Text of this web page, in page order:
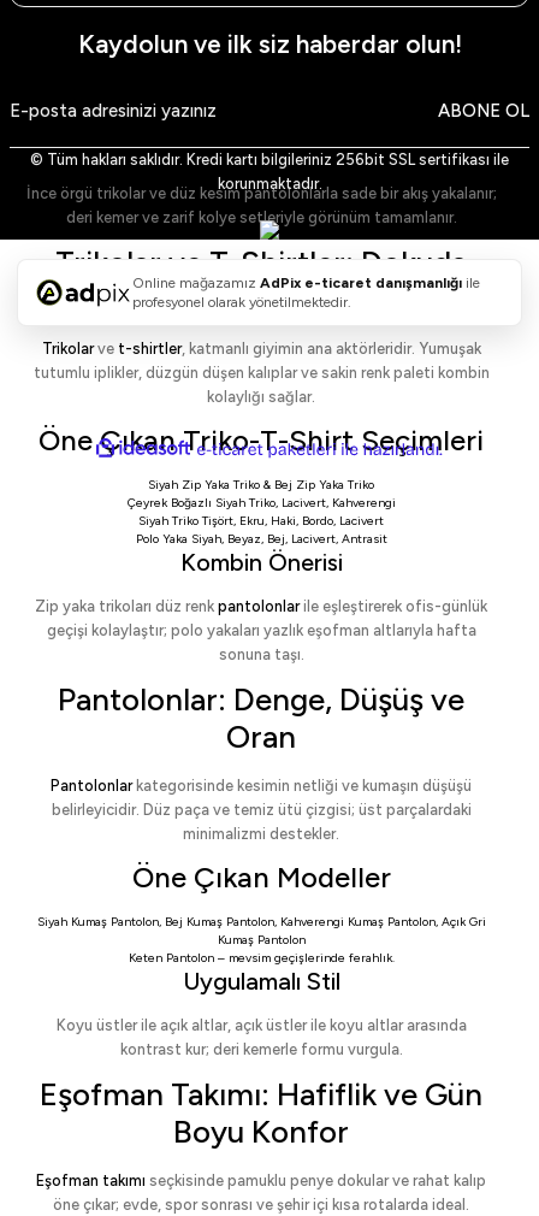
Siyah Gömlek (Dik Yaka)
– akşam stilinde net siluet.
Beyaz Gömlek (Klasik Yaka)– resmi görünüm.
Açık Mavi Gömlek
Stil Notu
İnce örgü trikolar ve düz kesim pantolonlarla sade bir akış yakalanır;
deri kemer ve zarif kolye setleriyle görünüm tamamlanır.
Trikolar ve T-Shirtler: Dokuda
Konfor, Formda Netlik
Trikolarve t-shirtler, katmanlı giyimin ana aktörleridir. Yumuşak
tutumlu iplikler, düzgün düşen kalıplar ve sakin renk paleti kombin
kolaylığı sağlar.
Öne Çıkan Triko-T-Shirt Seçimleri
Siyah Zip Yaka Triko & Bej Zip Yaka Triko
Çeyrek Boğazlı Siyah Triko, Lacivert, Kahverengi
Siyah Triko Tişört, Ekru, Haki, Bordo, Lacivert
Polo Yaka Siyah, Beyaz, Bej, Lacivert, Antrasit
Kombin Önerisi
Zip yaka trikoları düz renk pantolonlarile eşleştirerek ofis-günlük
geçişi kolaylaştır; polo yakaları yazlık eşofman altlarıyla hafta
sonuna taşı.
Pantolonlar: Denge, Düşüş ve
Oran
Pantolonlarkategorisinde kesimin netliği ve kumaşın düşüşü
belirleyicidir. Düz paça ve temiz ütü çizgisi; üst parçalardaki
minimalizmi destekler.
Öne Çıkan Modeller
Siyah Kumaş Pantolon, Bej Kumaş Pantolon, Kahverengi Kumaş Pantolon, Açık Gri
Kumaş Pantolon
Keten Pantolon– mevsim geçişlerinde ferahlık.
Uygulamalı Stil
Koyu üstler ile açık altlar, açık üstler ile koyu altlar arasında
kontrast kur; deri kemerle formu vurgula.
Eşofman Takımı: Hafiflik ve Gün
Boyu Konfor
Eşofman takımı seçkisinde pamuklu penye dokular ve rahat kalıp
öne çıkar; evde, spor sonrası ve şehir içi kısa rotalarda ideal.
Kaydolun ve ilk siz haberdar olun!
ABONE OL
© Tüm hakları saklıdır. Kredi kartı bilgileriniz 256bit SSL sertifikası ile
korunmaktadır.
Online mağazamız AdPix e-ticaret danışmanlığı ile
profesyonel olarak yönetilmektedir.
ideasoft
e-
paketleri
ile